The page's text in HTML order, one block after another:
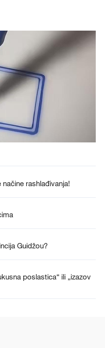
rashlađivanja!
Guidžou?
poslastica“ ili „izazov